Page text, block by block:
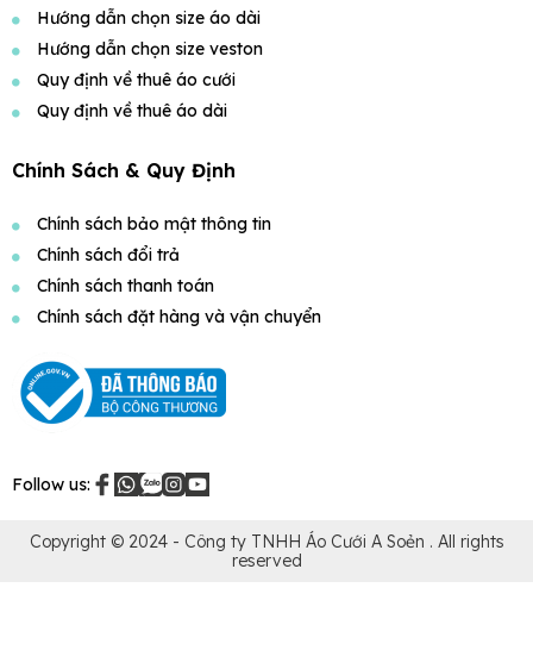
Hướng dẫn chọn size áo dài
Hướng dẫn chọn size veston
Quy định về thuê áo cưới
Quy định về thuê áo dài
Chính Sách & Quy Định
Chính sách bảo mật thông tin
Chính sách đổi trả
Chính sách thanh toán
Chính sách đặt hàng và vận chuyển
Follow us:
Copyright © 2024 - Công ty TNHH Áo Cưới A Soẻn . All rights
reserved